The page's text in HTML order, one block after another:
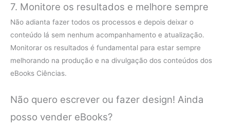
7. Monitore os resultados e melhore sempre
Não adianta fazer todos os processos e depois deixar o
conteúdo lá sem nenhum acompanhamento e atualização.
Monitorar os resultados é fundamental para estar sempre
melhorando na produção e na divulgação dos conteúdos dos
eBooks Ciências.
Não quero escrever ou fazer design! Ainda
posso vender eBooks?